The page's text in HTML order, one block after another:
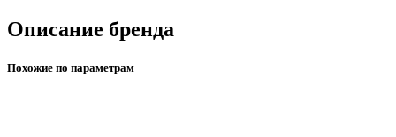
Описание бренда
Похожие по параметрам